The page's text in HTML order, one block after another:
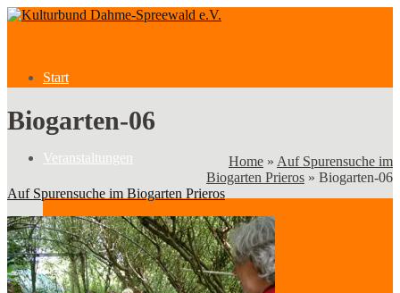
Start
Veranstaltungen
Veranstaltungen
Biogarten-06
Home » Auf Spurensuche im
Biogarten Prieros » Biogarten-06
Auf Spurensuche im Biogarten Prieros